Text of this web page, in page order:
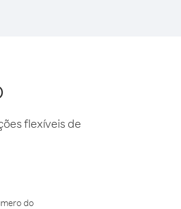
flexíveis de
do